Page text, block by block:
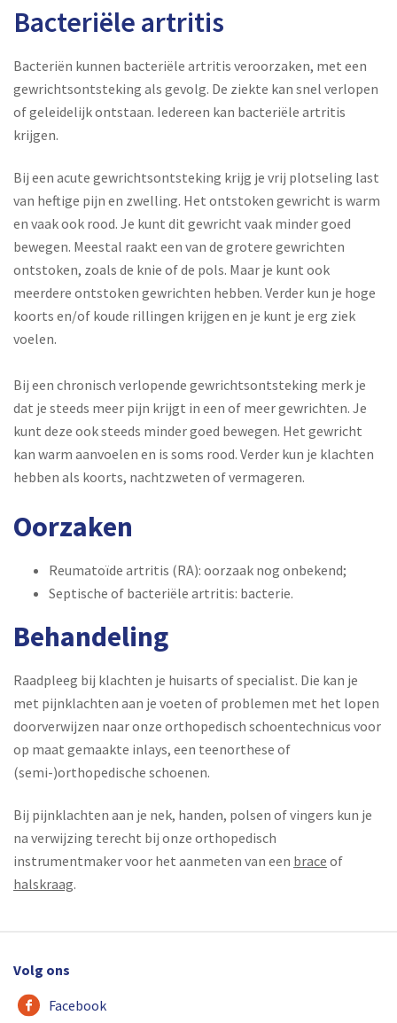
Bacteriële artritis
Bacteriën kunnen bacteriële artritis veroorzaken, met een
gewrichtsontsteking als gevolg. De ziekte kan snel verlopen
of geleidelijk ontstaan. Iedereen kan bacteriële artritis
krijgen.
Bij een acute gewrichtsontsteking krijg je vrij plotseling last
van heftige pijn en zwelling. Het ontstoken gewricht is warm
en vaak ook rood. Je kunt dit gewricht vaak minder goed
bewegen. Meestal raakt een van de grotere gewrichten
ontstoken, zoals de knie of de pols. Maar je kunt ook
meerdere ontstoken gewrichten hebben. Verder kun je hoge
koorts en/of koude rillingen krijgen en je kunt je erg ziek
voelen.
Bij een chronisch verlopende gewrichtsontsteking merk je
dat je steeds meer pijn krijgt in een of meer gewrichten. Je
kunt deze ook steeds minder goed bewegen. Het gewricht
kan warm aanvoelen en is soms rood. Verder kun je klachten
hebben als koorts, nachtzweten of vermageren.
Oorzaken
Reumatoïde artritis (RA): oorzaak nog onbekend;
Septische of bacteriële artritis: bacterie.
Behandeling
Raadpleeg bij klachten je huisarts of specialist. Die kan je
met pijnklachten aan je voeten of problemen met het lopen
doorverwijzen naar onze orthopedisch schoentechnicus voor
op maat gemaakte inlays, een teenorthese of
(semi-)orthopedische schoenen.
Bij pijnklachten aan je nek, handen, polsen of vingers kun je
na verwijzing terecht bij onze orthopedisch
instrumentmaker voor het aanmeten van een brace of
halskraag.
Volg ons
Facebook